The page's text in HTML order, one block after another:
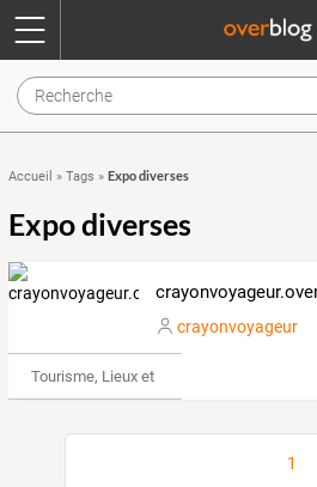
Accueil » Tags » Expo diverses
Expo diverses
crayonvoyageur
Tourisme, Lieux et Événements
1